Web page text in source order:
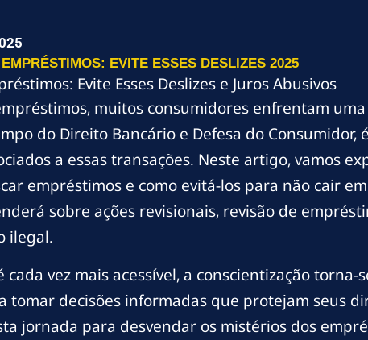
EVITE ESSES DESLIZES 2025
Evite Esses Deslizes e Juros Abusivos
muitos consumidores enfrentam
do Direito Bancário e Defesa do Consumidor,
a essas transações. Neste artigo, vamos
empréstimos e como evitá-los para não cair
sobre ações revisionais, revisão de
ilegal.
vez mais acessível, a conscientização
tomar decisões informadas que protejam seus
jornada para desvendar os mistérios dos